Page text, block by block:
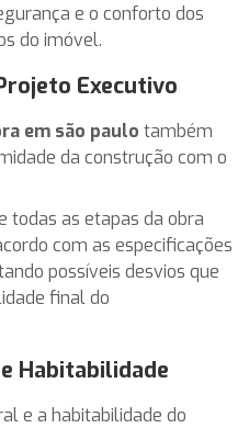
e o conforto dos
do imóvel.
Executivo
em são paulo também
da construção com o
todas as etapas da obra
com as especificações
possíveis desvios que
final do
Habitabilidade
e a habitabilidade do